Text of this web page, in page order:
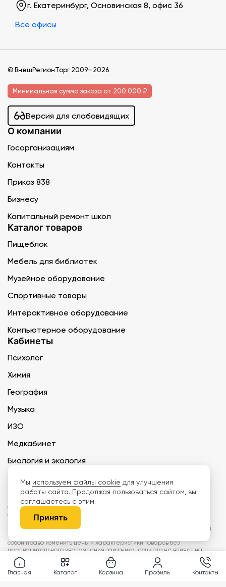
г. Екатеринбург, Основинская 8, офис 36
Все офисы
© ВнешРегионТорг 2009—2026
Минимальная сумма заказа от 200 000 ₽
Версия для слабовидящих
О компании
Госорганизациям
Контакты
Приказ 838
Бизнесу
Капитальный ремонт школ
Каталог товаров
Пищеблок
Мебель для библиотек
Музейное оборудование
Спортивные товары
Интерактивное оборудование
Компьютерное оборудование
Кабинеты
Психолог
Химия
География
Музыка
ИЗО
Медкабинет
Биология и экология
Технология
ООО «Дети наше будущее» ИНН 6671165273 ОГРН 1216600030250 КПП
667101001 БИК 046577674
Информация на сайте не является публичной офертой. Изображения
могут отличаться от поставляемых товаров. Поставщик оставляет за
собой право изменить цены и характеристики товаров без
предварительного уведомления заказчика, если это не влияет на
качество поставляемой продукции. Мы используем cookie, чтобы делать
сайт лучше. Пользуясь сайтом, вы соглашаетесь справилами
обработки персональных данных и политикой конфиденциальности.
Главная Каталог Корзина Профиль Контакты
Мы используем файлы cookie для улучшения
работы сайта. Продолжая пользоваться сайтом, вы
соглашаетесь с этим.
Принять